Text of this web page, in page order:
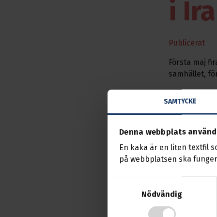
SAMTYCKE
Denna webbplats
En kaka är en liten textfil
på webbplatsen ska
Nödvändig
i
Publicerat
Första maj
samhället,
dimension.
följder är
De
framfört